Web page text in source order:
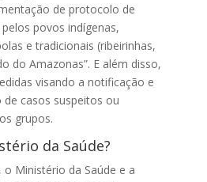
de protocolo de
povos indígenas,
e tradicionais (ribeirinhas,
do Amazonas”. E além disso,
visando a notificação e
casos suspeitos ou
grupos.
da Saúde?
Ministério da Saúde e a